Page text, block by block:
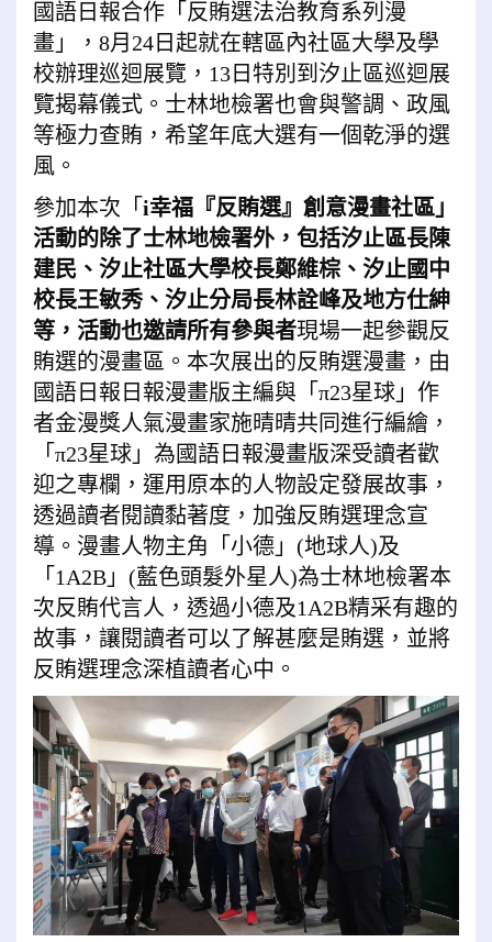
國語日報合作「反賄選法治教育系列漫
畫」，8月24日起就在轄區內社區大學及學
校辦理巡迴展覽，13日特別到汐止區巡迴展
覽揭幕儀式。士林地檢署也會與警調、政風
等極力查賄，希望年底大選有一個乾淨的選
風。
參加本次「 i幸福『反賄選』創意漫畫社區」
活動的除了士林地檢署外，包括汐止區長陳
建民、汐止社區大學校長鄭維棕、汐止國中
校長王敏秀、汐止分局長林詮峰及地方仕紳
等，活動也邀請所有參與者現場一起參觀反
賄選的漫畫區。本次展出的反賄選漫畫，由
國語日報日報漫畫版主編與「π23星球」作
者金漫獎人氣漫畫家施晴晴共同進行編繪，
「π23星球」為國語日報漫畫版深受讀者歡
迎之專欄，運用原本的人物設定發展故事，
透過讀者閱讀黏著度，加強反賄選理念宣
導。漫畫人物主角「小德」(地球人)及
「1A2B」(藍色頭髮外星人)為士林地檢署本
次反賄代言人，透過小德及1A2B精采有趣的
故事，讓閱讀者可以了解甚麼是賄選，並將
反賄選理念深植讀者心中。